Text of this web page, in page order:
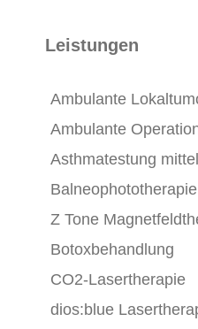
Leistungen
Ambulante
Ambulante
Asthmatestung
Balneophototherapie
Z Tone
Botoxbehandlung
CO2-Lasertherapie
dios:blue